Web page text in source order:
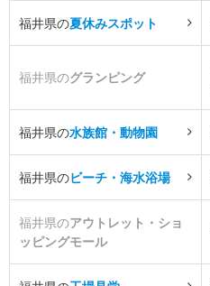
福井県の夏休みスポット
福井県のグランピング
福井県の水族館・動物園
福井県のビーチ・海水浴場
福井県のアウトレット・ショ
ッピングモール